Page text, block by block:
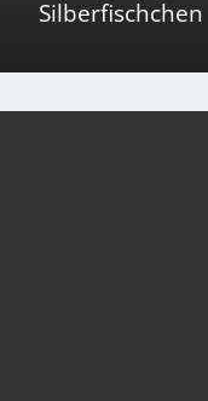
Silberfischchen